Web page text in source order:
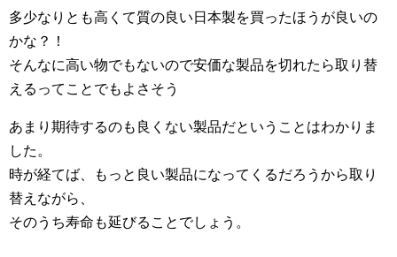
多少なりとも高くて質の良い日本製を買ったほうが良いの
かな？！
そんなに高い物でもないので安価な製品を切れたら取り替
えるってことでもよさそう
あまり期待するのも良くない製品だということはわかりま
した。
時が経てば、もっと良い製品になってくるだろうから取り
替えながら、
そのうち寿命も延びることでしょう。